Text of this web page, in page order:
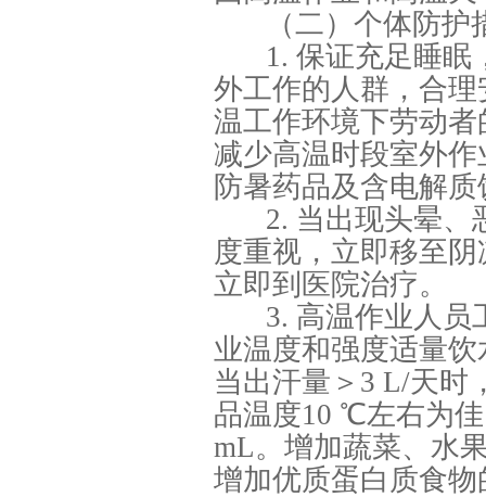
（二）个体防护
1. 保证充足睡眠
外工作的人群，合
温工作环境下劳动
减少高温时段室外
防暑药品及含电解
2. 当出现头晕、
度重视，立即移至
立即到医院治疗。
3. 高温作业人员
业温度和强度适量
当出汗量＞3 L/天时
品温度10 ℃左右为
mL。增加蔬菜、水
增加优质蛋白质食